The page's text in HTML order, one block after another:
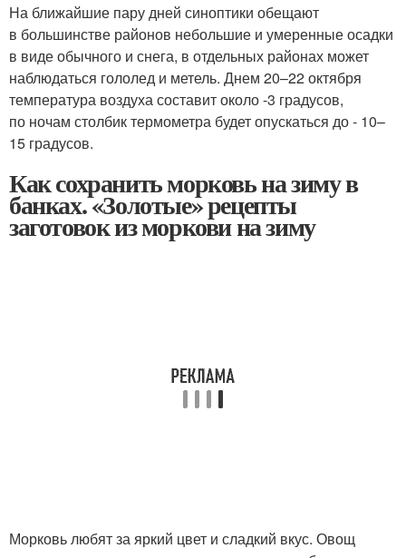
На ближайшие пару дней синоптики обещают
в большинстве районов небольшие и умеренные осадки
в виде обычного и снега, в отдельных районах может
наблюдаться гололед и метель. Днем 20–22 октября
температура воздуха составит около -3 градусов,
по ночам столбик термометра будет опускаться до - 10–
15 градусов.
Как сохранить морковь на зиму в
банках. «Золотые» рецепты
заготовок из моркови на зиму
Морковь любят за яркий цвет и сладкий вкус. Овощ